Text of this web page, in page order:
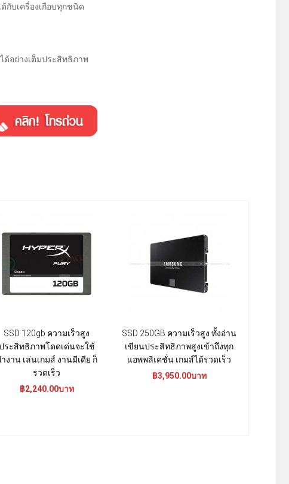
กับเครื่องเกือบทุกชนิด
ด้อย่างเต็มประสิทธิภาพ
SSD 120gb ความเร็วสูง
ระสิทธิภาพโดดเด่นจะใช้
งาน เล่นเกมส์ งานมีเดีย ก็
รวดเร็ว
฿2,240.00บาท
SSD 250GB ความเร็วสูง ทั้งอ่าน
เขียนประสิทธิภาพสูงเข้าถึงทุก
แอพพลิเคชั่น เกมส์ได้รวดเร็ว
฿3,950.00บาท